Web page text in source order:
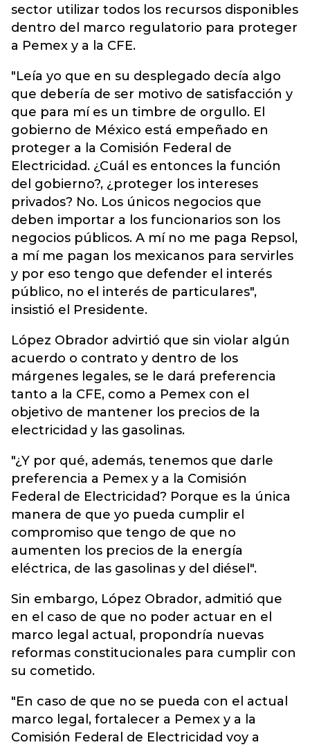
sector utilizar todos los recursos disponibles
dentro del marco regulatorio para proteger
a Pemex y a la CFE.
"Leía yo que en su desplegado decía algo
que debería de ser motivo de satisfacción y
que para mí es un timbre de orgullo. El
gobierno de México está empeñado en
proteger a la Comisión Federal de
Electricidad. ¿Cuál es entonces la función
del gobierno?, ¿proteger los intereses
privados? No. Los únicos negocios que
deben importar a los funcionarios son los
negocios públicos. A mí no me paga Repsol,
a mí me pagan los mexicanos para servirles
y por eso tengo que defender el interés
público, no el interés de particulares",
insistió el Presidente.
López Obrador advirtió que sin violar algún
acuerdo o contrato y dentro de los
márgenes legales, se le dará preferencia
tanto a la CFE, como a Pemex con el
objetivo de mantener los precios de la
electricidad y las gasolinas.
"¿Y por qué, además, tenemos que darle
preferencia a Pemex y a la Comisión
Federal de Electricidad? Porque es la única
manera de que yo pueda cumplir el
compromiso que tengo de que no
aumenten los precios de la energía
eléctrica, de las gasolinas y del diésel".
Sin embargo, López Obrador, admitió que
en el caso de que no poder actuar en el
marco legal actual, propondría nuevas
reformas constitucionales para cumplir con
su cometido.
"En caso de que no se pueda con el actual
marco legal, fortalecer a Pemex y a la
Comisión Federal de Electricidad voy a